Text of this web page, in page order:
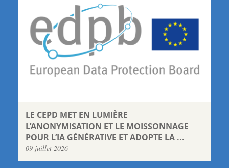
LE CEPD MET EN LUMIÈRE
L’ANONYMISATION ET LE MOISSONNAGE
POUR L’IA GÉNÉRATIVE ET ADOPTE LA ...
09 juillet 2026